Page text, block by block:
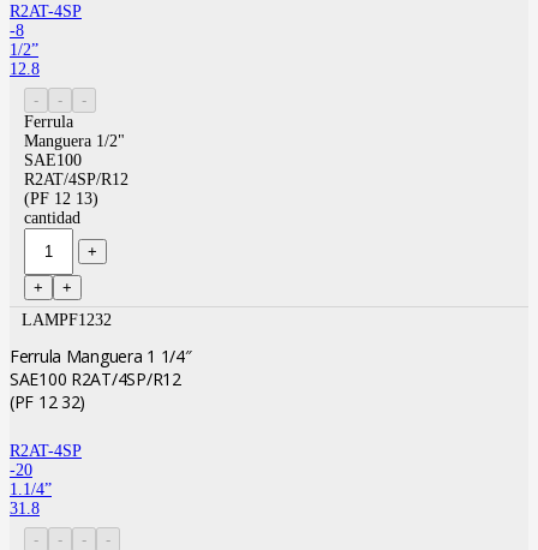
R2AT-4SP
-8
1/2”
12.8
Ferrula
Manguera 1/2"
SAE100
R2AT/4SP/R12
(PF 12 13)
cantidad
LAMPF1232
Ferrula Manguera 1 1/4″
SAE100 R2AT/4SP/R12
(PF 12 32)
R2AT-4SP
-20
1.1/4”
31.8